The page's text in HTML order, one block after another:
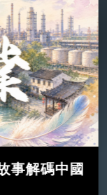
事解碼中國